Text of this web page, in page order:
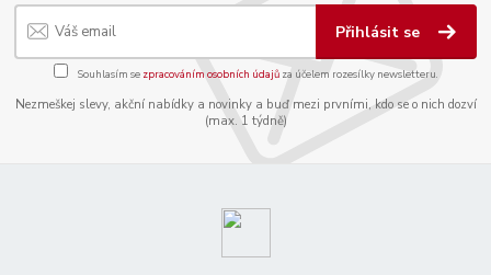
Přihlásit se
Souhlasím se zpracováním osobních údajůza účelem rozesílky newsletteru.
Nezmeškej slevy, akční nabídky a novinky a buď mezi prvními, kdo se o nich dozví
(max. 1 týdně)